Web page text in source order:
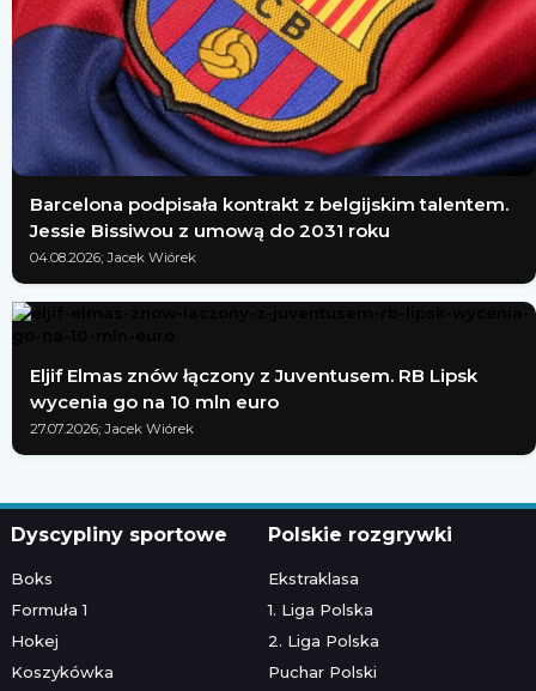
Barcelona podpisała kontrakt z belgijskim talentem.
Jessie Bissiwou z umową do 2031 roku
04.08.2026; Jacek Wiórek
Eljif Elmas znów łączony z Juventusem. RB Lipsk
wycenia go na 10 mln euro
27.07.2026; Jacek Wiórek
Dyscypliny sportowe
Boks
Formuła 1
Hokej
Koszykówka
Polskie rozgrywki
Ekstraklasa
1. Liga Polska
2. Liga Polska
Puchar Polski